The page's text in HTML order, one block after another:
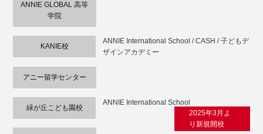
ANNIE GLOBAL 高等
学院
KANIE校
ANNIE International School / CASH / 子どもデ
ザインアカデミー
アニー留学センター
緑が丘こども園校
ANNIE International School
2025年3月よ
り新規開校